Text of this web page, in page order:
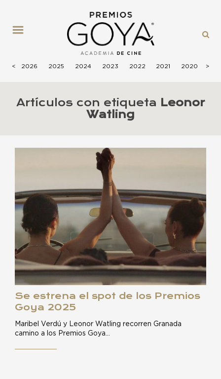
< 2026 2025 2024 2023 2022 2021 2020 >
Artículos con etiqueta Leonor
Watling
Se estrena el spot de los Premios
Goya 2025
Maribel Verdú y Leonor Watling recorren Granada
camino a los Premios Goya…